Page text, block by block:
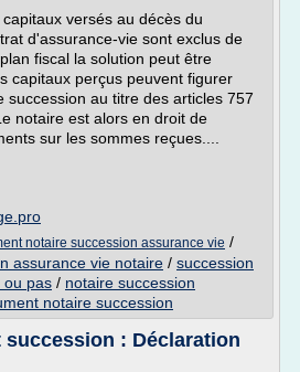
versés au décès du
d'assurance-vie sont exclus de
fiscal la solution peut être
capitaux perçus peuvent figurer
succession au titre des articles 757
notaire est alors en droit de
sur les sommes reçues....
notaire succession assurance vie /
assurance vie notaire / succession
ou pas / notaire succession
notaire succession
succession : Déclaration